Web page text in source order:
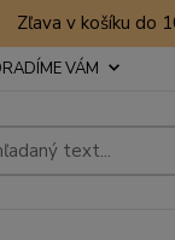
Zľava v košíku do
VÁM